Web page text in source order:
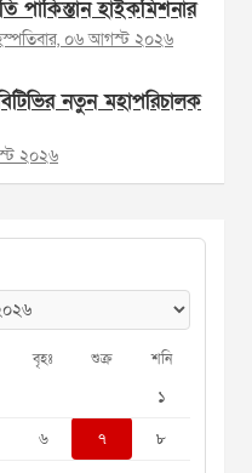
পাকিস্তান হাইকমিশনার
০৬ আগস্ট ২০২৬
নতুন মহাপরিচালক
২০২৬
বৃহঃ শুক্র শনি
১
৬ ৭
৮